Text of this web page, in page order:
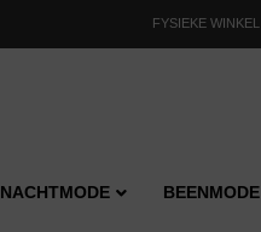
FYSIEKE WINKEL
NACHTMODE BEENMODE